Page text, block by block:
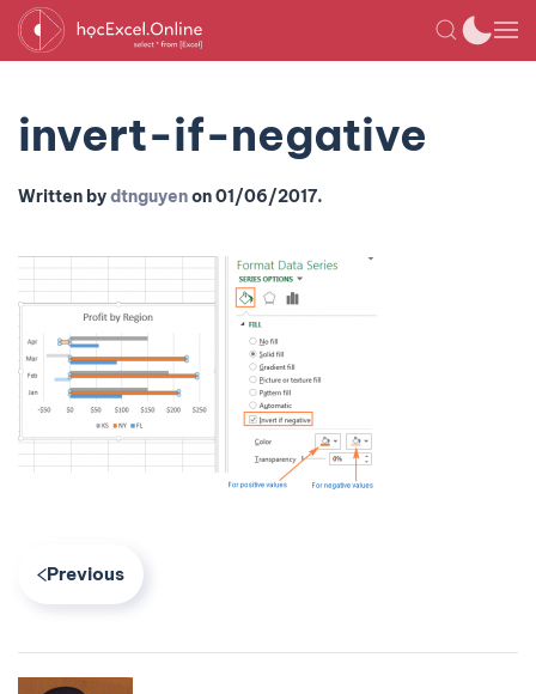
invert-if-negative
Written bydtnguyenon01/06/2017.
Previous